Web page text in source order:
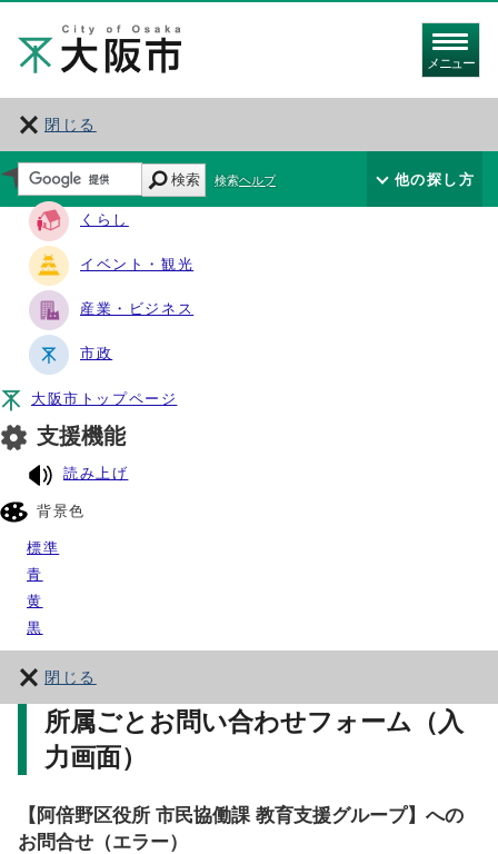
メニュー
閉じる
サイト・ナビ
くらし
イベント・観光
産業・ビジネス
市政
大阪市トップページ
支援機能
読み上げ
背景色
標準
青
黄
黒
閉じる
検索 検索ヘルプ 他の探し方
所属ごとお問い合わせフォーム（入
力画面）
【阿倍野区役所 市民協働課 教育支援グループ】への
お問合せ（エラー）